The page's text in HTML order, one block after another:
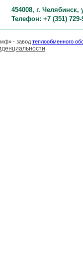
454008, г.
Телефон: +7 (351) 729-
- завод теплообменного